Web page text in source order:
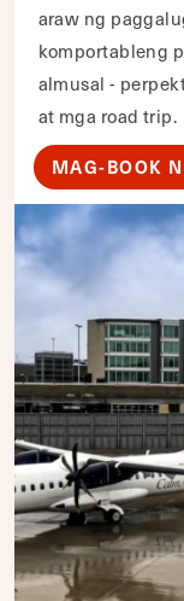
araw ng
komportableng
almusal -
at mga road trip.
MAG-BOOK